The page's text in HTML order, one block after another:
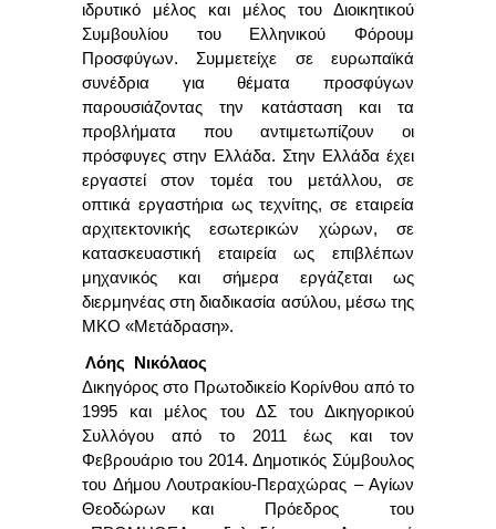
ιδρυτικό μέλος και μέλος του Διοικητικού
Συμβουλίου του Ελληνικού Φόρουμ
Προσφύγων. Συμμετείχε σε ευρωπαϊκά
συνέδρια για θέματα προσφύγων
παρουσιάζοντας την κατάσταση και τα
προβλήματα που αντιμετωπίζουν οι
πρόσφυγες στην Ελλάδα. Στην Ελλάδα έχει
εργαστεί στον τομέα του μετάλλου, σε
οπτικά εργαστήρια ως τεχνίτης, σε εταιρεία
αρχιτεκτονικής εσωτερικών χώρων, σε
κατασκευαστική εταιρεία ως επιβλέπων
μηχανικός και σήμερα εργάζεται ως
διερμηνέας στη διαδικασία ασύλου, μέσω της
ΜΚΟ «Μετάδραση».
Λόης
Νικόλαος
Δικηγόρος στο Πρωτοδικείο Κορίνθου από το
1995 και μέλος του ΔΣ του Δικηγορικού
Συλλόγου από το 2011 έως και τον
Φεβρουάριο του 2014. Δημοτικός Σύμβουλος
του Δήμου Λουτρακίου-Περαχώρας – Αγίων
Θεοδώρων και Πρόεδρος του